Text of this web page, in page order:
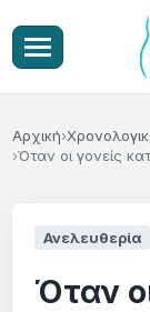
Αρχική
Όταν οι γονείς
Ανελευθερία
Όταν